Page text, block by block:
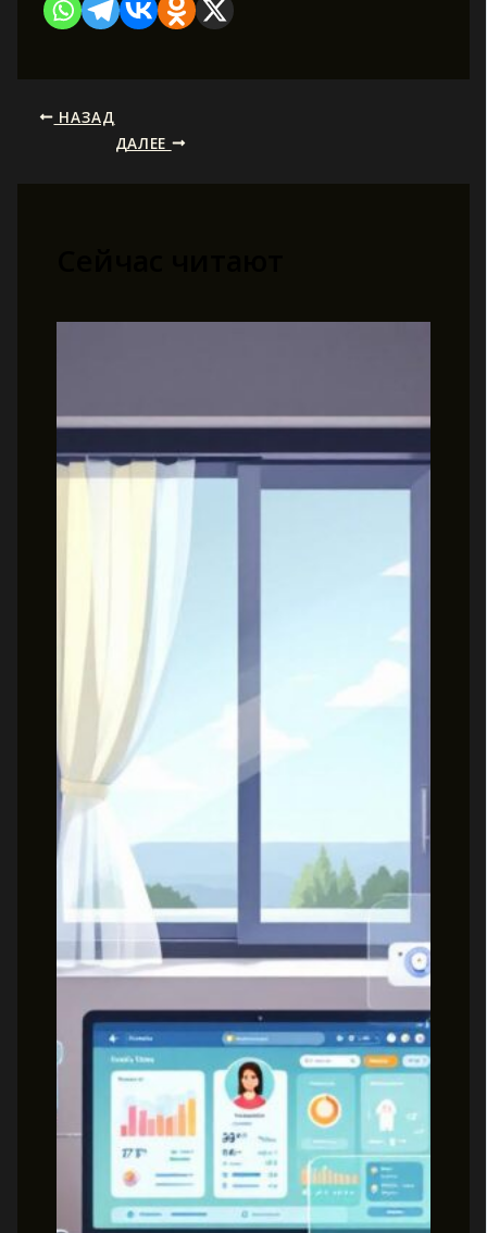
НАЗАД
ДАЛЕЕ